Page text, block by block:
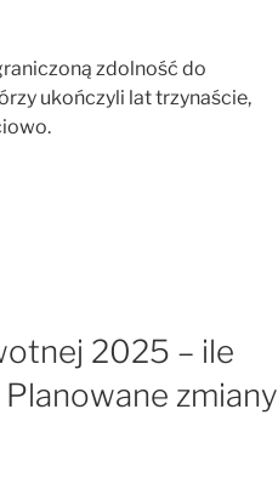
zdolność do
ukończyli lat trzynaście,
2025 – ile
zmiany